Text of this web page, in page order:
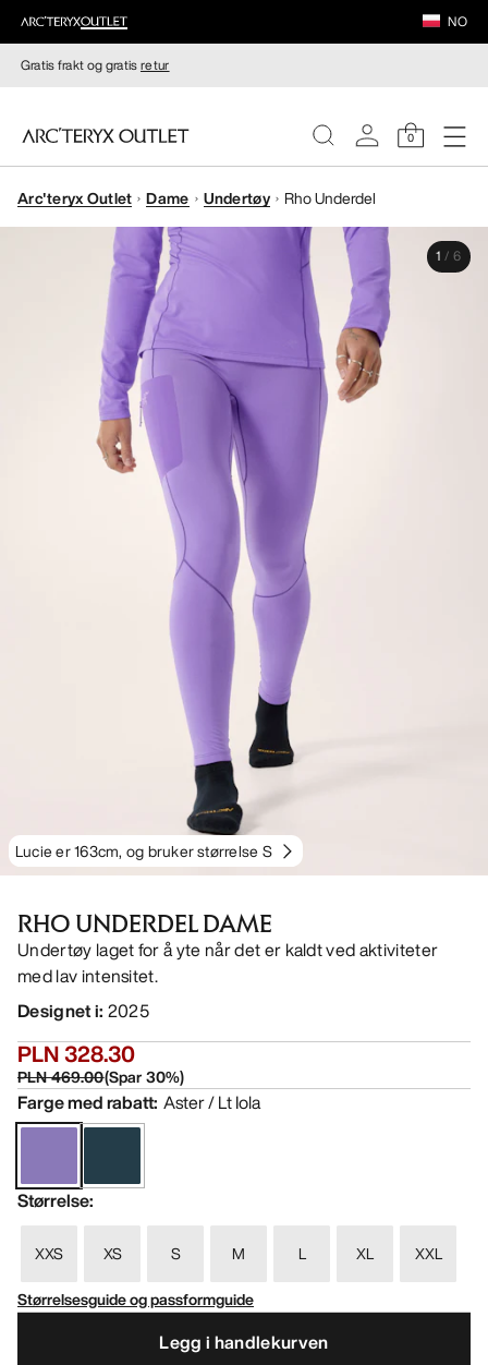
NO
Gratis frakt og gratisretur
0
DAMER
HERRER
Arc'teryx Outlet Dame Undertøy Rho Underdel
Lucie er 163cm, og bruker størrelse S
1 / 6
RHO UNDERDEL DAME
Undertøy laget for å yte når det er kaldt ved aktiviteter
med lav intensitet.
Designet i: 2025
PLN 328.30
PLN 469.00(Spar30%)
Farge med rabatt: Aster / Lt Iola
Størrelse:
XXS XS S M L XL
XXL
Størrelsesguide og passformguide
Legg i handlekurven